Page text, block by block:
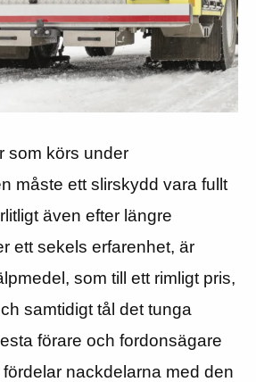
som körs under
måste ett slirskydd vara fullt
även efter längre
ett sekels erfarenhet, är
som till ett rimligt pris,
samtidigt tål det tunga
förare och fordonsägare
nackdelarna med den